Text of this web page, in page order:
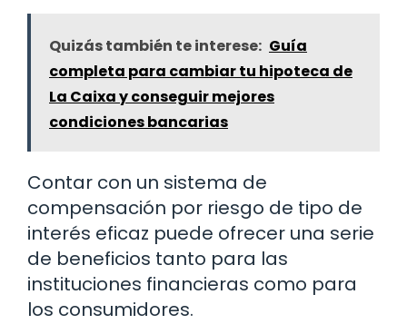
Quizás también te interese: Guía
completa para cambiar tu hipoteca de
La Caixa y conseguir mejores
condiciones bancarias
Contar con un sistema de
compensación por riesgo de tipo de
interés eficaz puede ofrecer una serie
de beneficios tanto para las
instituciones financieras como para
los consumidores.